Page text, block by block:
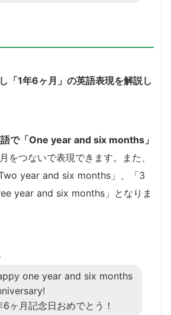
「1年6ヶ月」の英語表現を解説し
語で「One year and six months」
をつないで表現できます。また、
year and six months」、「3
year and six months」となりま
one year and six months
6ヶ月記念日おめでとう！